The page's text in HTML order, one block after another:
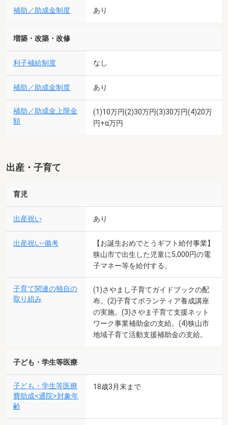
補助／助成金制度 あり
増築・改築・改修
利子補給制度 なし
補助／助成金制度 あり
補助／助成金上限金
額
(1)10万円(2)30万円(3)30万円(4)20万
円+α万円
出産・子育て
育児
出産祝い あり
出産祝い-備考
【お誕生おめでとうギフト給付事業】
狭山市で出生した児童に5,000円の電
子マネー等を給付する。
子育て関連の独自の
取り組み
(1)さやまし子育てガイドブックの配
布。(2)子育てボランティア養成講座
の実施。(3)さやま子育て支援ネット
ワーク事業補助金の支給。(4)狭山市
地域子育て活動支援補助金の支給。
子ども・学生等医療
子ども・学生等医療
費助成<通院>対象年
齢
18歳3月末まで